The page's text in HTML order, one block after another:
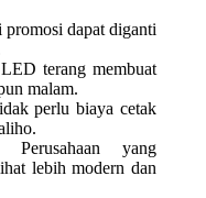
dapat diganti
terang membuat
malam.
perlu biaya cetak
yang
lebih modern dan